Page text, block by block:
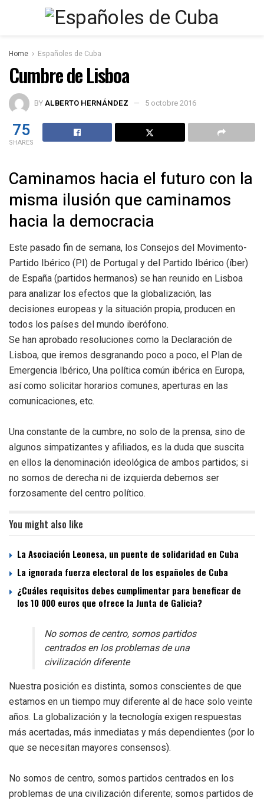
Home Españoles de Cuba
Cumbre de Lisboa
BYALBERTO HERNÁNDEZ 5 octobre 2016
75
SHARES
Caminamos hacia el futuro con la
misma ilusión que caminamos
hacia la democracia
Este pasado fin de semana, los Consejos del Movimento-
Partido Ibérico (PI) de Portugal y del Partido Ibérico (íber)
de España (partidos hermanos) se han reunido en Lisboa
para analizar los efectos que la globalización, las
decisiones europeas y la situación propia, producen en
todos los países del mundo iberófono.
Se han aprobado resoluciones como la Declaración de
Lisboa, que iremos desgranando poco a poco, el Plan de
Emergencia Ibérico, Una política común ibérica en Europa,
así como solicitar horarios comunes, aperturas en las
comunicaciones, etc.
Una constante de la cumbre, no solo de la prensa, sino de
algunos simpatizantes y afiliados, es la duda que suscita
en ellos la denominación ideológica de ambos partidos; si
no somos de derecha ni de izquierda debemos ser
forzosamente del centro político.
You might also like
La Asociación Leonesa, un puente de solidaridad en Cuba
La ignorada fuerza electoral de los españoles de Cuba
¿Cuáles requisitos debes cumplimentar para beneficar de
los 10 000 euros que ofrece la Junta de Galicia?
No somos de centro, somos partidos
centrados en los problemas de una
civilización diferente
Nuestra posición es distinta, somos conscientes de que
estamos en un tiempo muy diferente al de hace solo veinte
años. La globalización y la tecnología exigen respuestas
más acertadas, más inmediatas y más dependientes (por lo
que se necesitan mayores consensos).
No somos de centro, somos partidos centrados en los
problemas de una civilización diferente; somos partidos de